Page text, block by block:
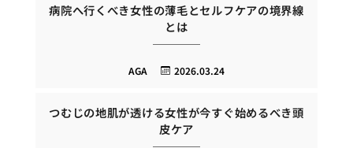
病院へ行くべき女性の薄毛とセルフケアの境界線
とは
2026.03.24
AGA
つむじの地肌が透ける女性が今すぐ始めるべき頭
皮ケア